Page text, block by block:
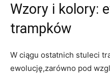
Wzory i kolory:​
trampków
W ciągu ostatnich stuleci
ewolucję,zarówno⁢ pod